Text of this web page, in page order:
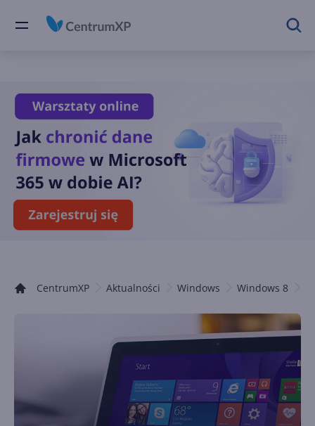
CentrumXP Aktualności Windows Windows 8